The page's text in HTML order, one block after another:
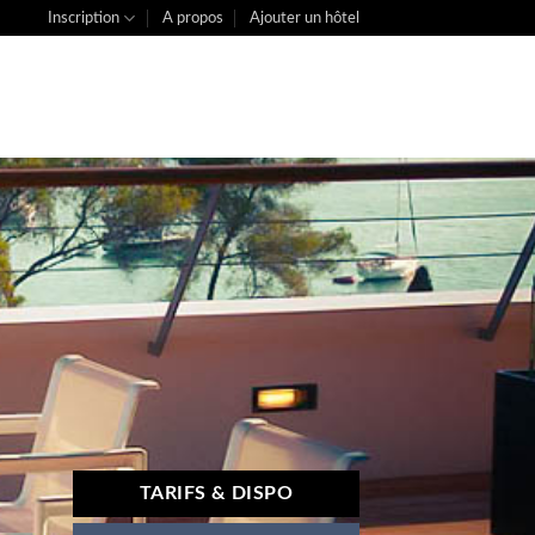
Inscription A propos Ajouter un hôtel
TARIFS & DISPO